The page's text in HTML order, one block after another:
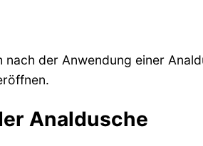
der Anwendung einer
Analdusche